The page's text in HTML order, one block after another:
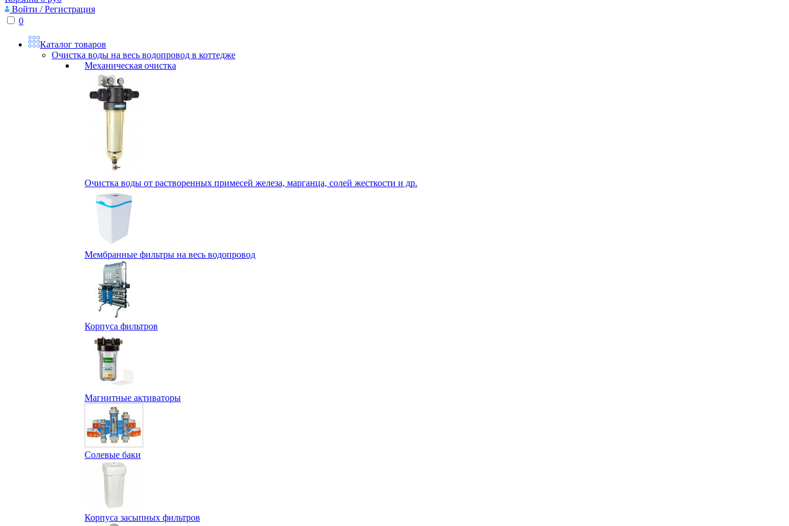
Войти / Регистрация
0
Каталог товаров
Очистка воды на весь водопровод в коттедже
Механическая очистка
Очистка воды от растворенных примесей железа, марганца, солей жесткости и др.
Мембранные фильтры на весь водопровод
Корпуса фильтров
Магнитные активаторы
Солевые баки
Корпуса засыпных фильтров